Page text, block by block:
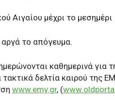
Αιγαίου μέχρι το μεσημέρι
το απόγευμα.
καθημερινά για
δελτία καιρού της
www.emy.gr, (